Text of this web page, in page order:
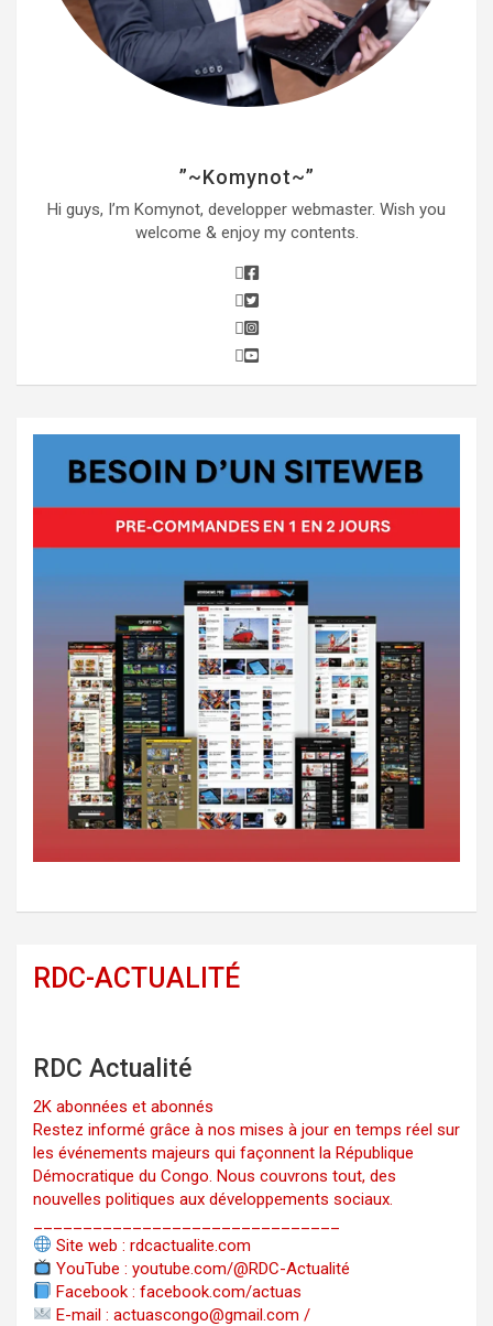
”~Komynot~”
Hi guys, I’m Komynot, developper webmaster. Wish you
welcome & enjoy my contents.
RDC-ACTUALITÉ
RDC Actualité
2K abonnées et abonnés
Restez informé grâce à nos mises à jour en temps réel sur
les événements majeurs qui façonnent la République
Démocratique du Congo. Nous couvrons tout, des
nouvelles politiques aux développements sociaux.
Site web : rdcactualite.com
YouTube : youtube.com/@RDC-Actualité
Facebook : facebook.com/actuas
E-mail : actuascongo@gmail.com /